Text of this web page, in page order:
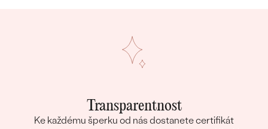
Transparentnost
Ke každému šperku od nás dostanete certifikát